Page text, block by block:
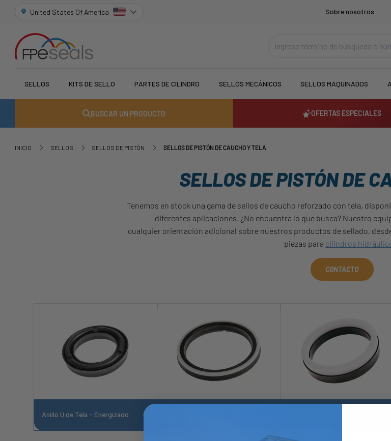
United States Of America Sobre nosotros
SELLOS KITS DE SELLO PARTES DE CILINDRO SELLOS MECÁNICOS SELLOS MAQUINADOS
BUSCAR UN PRODUCTO OFERTAS ESPECIALES
INICIO SELLOS SELLOS DE PISTÓN SELLOS DE PISTÓN DE CAUCHO Y TELA
SELLOS DE PISTÓN DE
Tenemos en stock una gama de sellos de caucho reforzado con tela,
diferentes aplicaciones. ¿No encuentra lo que busca? Nuestro
cualquier orientación adicional sobre nuestros productos de sellado,
piezas para cilindros
CONTACTO
Anillo U de Tela - Energizado